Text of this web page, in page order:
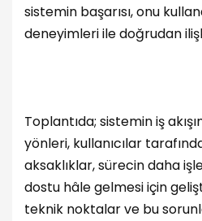
sistemin başarısı, onu
deneyimleri ile doğrudan
Toplantıda; sistemin iş
yönleri, kullanıcılar
aksaklıklar, sürecin daha
dostu hâle gelmesi için
teknik noktalar ve bu